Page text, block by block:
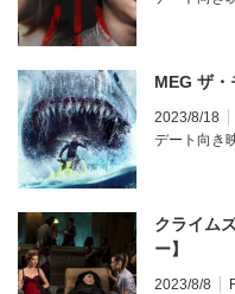
MEG ザ・
2023/8/18
デート向き
クライム
ー】
2023/8/8